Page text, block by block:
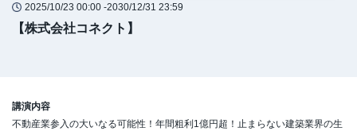
2025/10/23 00:00 -2030/12/31 23:59
【株式会社コネクト】
講演内容
不動産業参入の大いなる可能性！年間粗利1億円超！止まらない建築業界の生